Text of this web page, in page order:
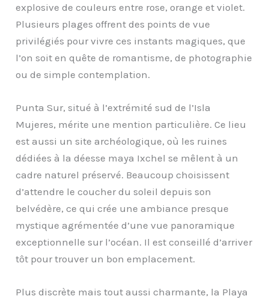
explosive de couleurs entre rose, orange et violet.
Plusieurs plages offrent des points de vue
privilégiés pour vivre ces instants magiques, que
l’on soit en quête de romantisme, de photographie
ou de simple contemplation.
Punta Sur, situé à l’extrémité sud de l’Isla
Mujeres, mérite une mention particulière. Ce lieu
est aussi un site archéologique, où les ruines
dédiées à la déesse maya Ixchel se mêlent à un
cadre naturel préservé. Beaucoup choisissent
d’attendre le coucher du soleil depuis son
belvédère, ce qui crée une ambiance presque
mystique agrémentée d’une vue panoramique
exceptionnelle sur l’océan. Il est conseillé d’arriver
tôt pour trouver un bon emplacement.
Plus discrète mais tout aussi charmante, la Playa